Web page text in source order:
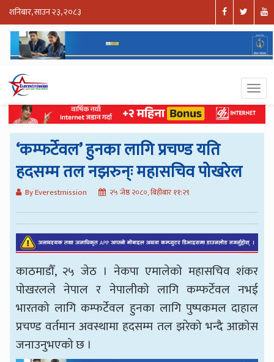
शनिबार, साउन २३, २०८३
‘कम्फर्टेवल’ हुनका लागि प्रचण्ड यति
हदसम्म तल नझरुन्ः महासचिव पोखरेल
By Everestmission २५ जेष्ठ २०८०, बिहीबार ११:२९
काठमाडौँ, २५ जेठ । नेकपा एमालेको महासचिव शंकर
पोखरलले नेपाल र नेपालीको लागि कम्फर्टेवल नभई
भारतको लागि कम्फर्टेवल हुनका लागि पुष्पकमल दाहाल
प्रचण्ड वर्तमान अवस्थामा हदसम्म तल झरेको भन्दै आक्रोस
जनाउनुभएको छ ।